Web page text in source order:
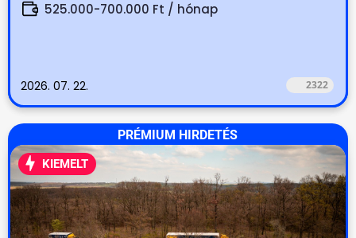
525.000-700.000 Ft / hónap
2026. 07. 22. 2322
PRÉMIUM HIRDETÉS
KIEMELT